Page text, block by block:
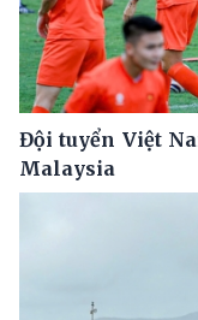
Đội tuyển Việt
Malaysia